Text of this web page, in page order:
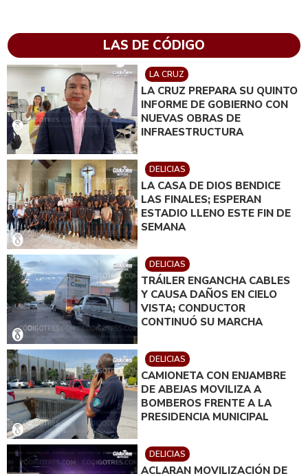
LAS DE CÓDIGO
LA CRUZ
LA CRUZ PREPARA SU QUINTO
INFORME DE GOBIERNO CON
NUEVAS OBRAS DE
INFRAESTRUCTURA
DELICIAS
LA CASA DE DIOS BENDICE
LAS FINALES; ESPERAN
ESTADIO LLENO ESTE FIN DE
SEMANA
DELICIAS
TRÁILER ENGANCHA CABLES
Y CAUSA DAÑOS EN CIELO
VISTA; CONDUCTOR
CONTINUÓ SU MARCHA
DELICIAS
CAMIONETA CON ENJAMBRE
DE ABEJAS MOVILIZA A
BOMBEROS FRENTE A LA
PRESIDENCIA MUNICIPAL
DELICIAS
ACLARAN MOVILIZACIÓN DE